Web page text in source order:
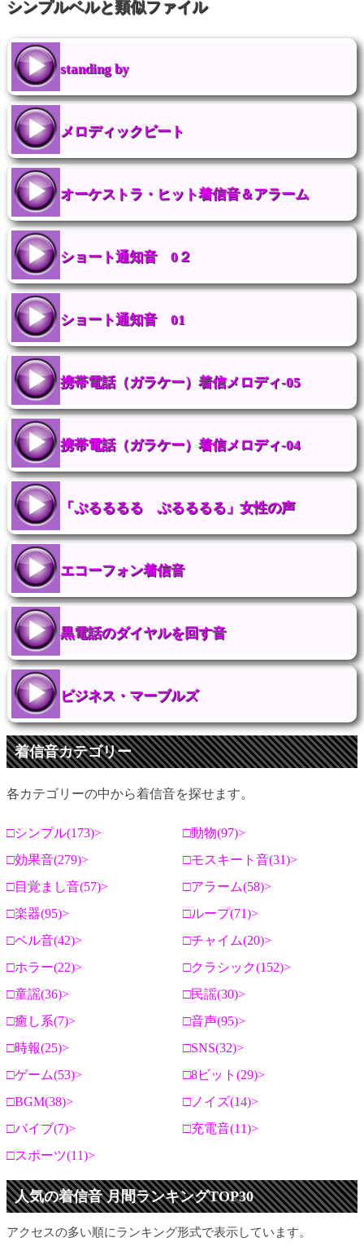
シンプルベルと類似ファイル
standing by
メロディックビート
オーケストラ・ヒット着信音＆アラーム
ショート通知音 0２
ショート通知音 01
携帯電話（ガラケー）着信メロディ-05
携帯電話（ガラケー）着信メロディ-04
「ぷるるるる ぷるるるる」女性の声
エコーフォン着信音
黒電話のダイヤルを回す音
ビジネス・マーブルズ
着信音カテゴリー
各カテゴリーの中から着信音を探せます。
シンプル(173)
動物(97)
効果音(279)
モスキート音(31)
目覚まし音(57)
アラーム(58)
楽器(95)
ループ(71)
ベル音(42)
チャイム(20)
ホラー(22)
クラシック(152)
童謡(36)
民謡(30)
癒し系(7)
音声(95)
時報(25)
SNS(32)
ゲーム(53)
8ビット(29)
BGM(38)
ノイズ(14)
バイブ(7)
充電音(11)
スポーツ(11)
人気の着信音 月間ランキングTOP30
アクセスの多い順にランキング形式で表示しています。